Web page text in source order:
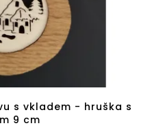
s vkladem - hruška s
9 cm